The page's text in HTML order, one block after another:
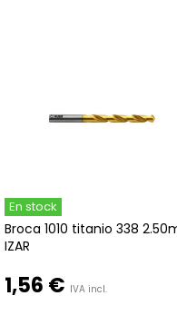
En stock
Broca 1010 titanio 338
IZAR
1,56 € IVA incl.